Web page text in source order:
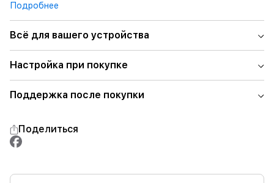
Подробнее
Всё для вашего устройства
Настройка при покупке
Поддержка после покупки
Поделиться